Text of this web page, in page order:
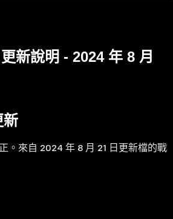
8月
12月
新說明 - 2024 年 8 月
新
。來自 2024 年 8 月 21 日更新檔的戰